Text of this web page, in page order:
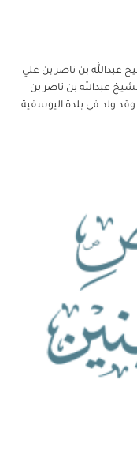
| الشيخ عبدالله بن ناصر بن علي
عبدالله بن ناصر بن
وقد ولد في بلدة اليوسفية